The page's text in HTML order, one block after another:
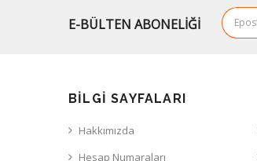
E-BÜLTEN ABONELİĞİ
BILGI SAYFALARI
Hakkımızda
Hesap Numaraları